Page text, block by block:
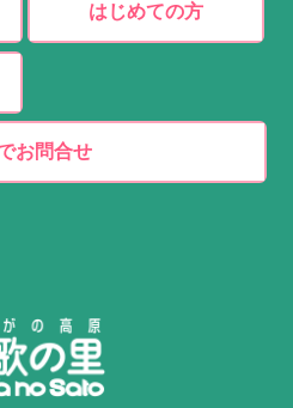
はじめての方
お問合せ